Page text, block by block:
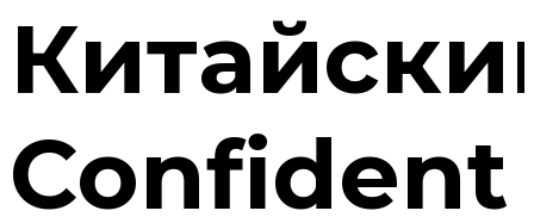
Confident